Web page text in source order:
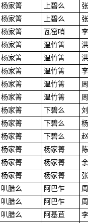
杨家箐 上碧么
杨家箐 上碧么
杨家箐 瓦窑哨
杨家箐 温竹箐
杨家箐 温竹箐
杨家箐 温竹箐
杨家箐 温竹箐
杨家箐 温竹箐
杨家箐 下碧么
杨家箐 下碧么
杨家箐 下碧么
杨家箐 杨家箐
杨家箐 杨家箐
杨家箐 杨家箐
叭腊么 阿巴乍
叭腊么 阿巴乍
叭腊么 阿基苴